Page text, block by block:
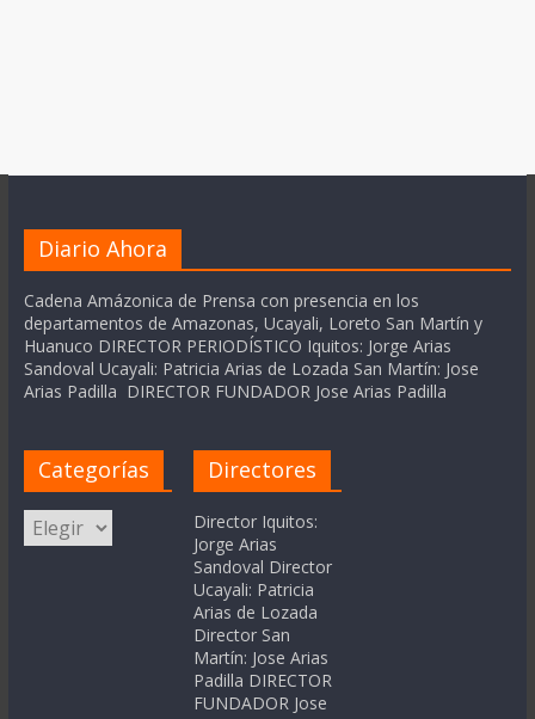
Diario Ahora
Cadena Amázonica de Prensa con presencia en los
departamentos de Amazonas, Ucayali, Loreto San Martín y
Huanuco DIRECTOR PERIODÍSTICO Iquitos: Jorge Arias
Sandoval Ucayali: Patricia Arias de Lozada San Martín: Jose
Arias Padilla DIRECTOR FUNDADOR Jose Arias Padilla
Categorías
Categorías
Directores
Director Iquitos:
Jorge Arias
Sandoval Director
Ucayali: Patricia
Arias de Lozada
Director San
Martín: Jose Arias
Padilla DIRECTOR
FUNDADOR Jose